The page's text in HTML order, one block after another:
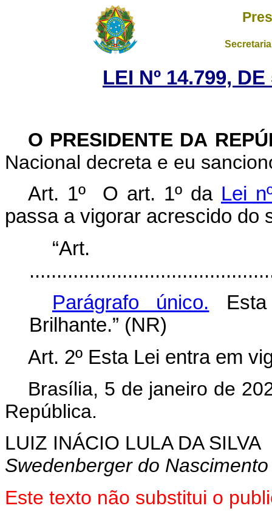
LEI Nº 14.799,
O PRESIDENTE DA
Nacional decreta e eu
Art. 1º O art. 1º da Lei
passa a vigorar acrescido do
Parágrafo único.
Brilhante.” (NR)
Art. 2º Esta Lei entra em
Brasília, 5 de janeiro de
República.
LUIZ INÁCIO LULA DA SILVA
Swedenberger do
Este texto não substitui o